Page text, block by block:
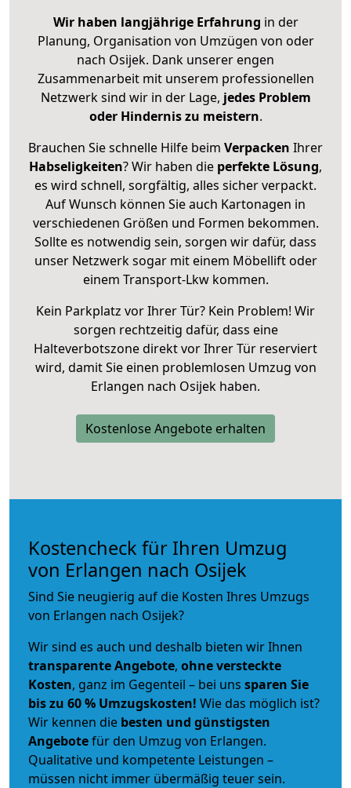
Wir haben langjährige Erfahrung in der
Planung, Organisation von Umzügen von oder
nach Osijek. Dank unserer engen
Zusammenarbeit mit unserem professionellen
Netzwerk sind wir in der Lage, jedes Problem
oder Hindernis zu meistern.
Brauchen Sie schnelle Hilfe beim Verpacken Ihrer
Habseligkeiten? Wir haben die perfekte Lösung,
es wird schnell, sorgfältig, alles sicher verpackt.
Auf Wunsch können Sie auch Kartonagen in
verschiedenen Größen und Formen bekommen.
Sollte es notwendig sein, sorgen wir dafür, dass
unser Netzwerk sogar mit einem Möbellift oder
einem Transport-Lkw kommen.
Kein Parkplatz vor Ihrer Tür? Kein Problem! Wir
sorgen rechtzeitig dafür, dass eine
Halteverbotszone direkt vor Ihrer Tür reserviert
wird, damit Sie einen problemlosen Umzug von
Erlangen nach Osijek haben.
Kostenlose Angebote erhalten
Kostencheck für Ihren Umzug
von Erlangen nach Osijek
Sind Sie neugierig auf die Kosten Ihres Umzugs
von Erlangen nach Osijek?
Wir sind es auch und deshalb bieten wir Ihnen
transparente Angebote, ohne versteckte
Kosten, ganz im Gegenteil – bei uns sparen Sie
bis zu 60 % Umzugskosten! Wie das möglich ist?
Wir kennen die besten und günstigsten
Angebotefür den Umzug von Erlangen.
Qualitative und kompetente Leistungen –
müssen nicht immer übermäßig teuer sein.